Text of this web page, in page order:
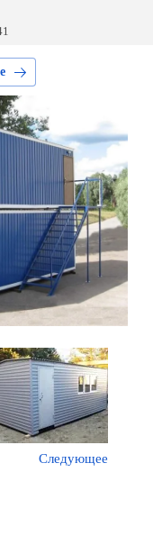
Следующее